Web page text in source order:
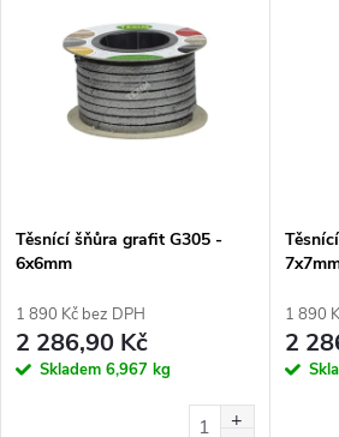
Těsnící šňůra grafit G305 -
6x6mm
1 890 Kč bez DPH
2 286,90 Kč
Skladem 6,967 kg
1 890
2